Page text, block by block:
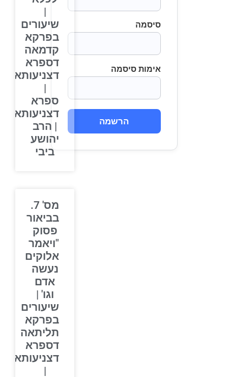
סיסמה
אימות סיסמה
הרשמה
שיעורים
בפרקא
קדמאה
דספרא
דצניעותא
ספרא
דצניעותא
| הרב
יהושע
ביבי
מס' 7.
בביאור
פסוק
"ויאמר
אלוקים
נעשה
אדם
וגו' |
שיעורים
בפרקא
תליתאה
דספרא
דצניעותא